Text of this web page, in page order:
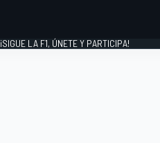
¡SIGUE LA F1, ÚNETE Y PARTICIPA!